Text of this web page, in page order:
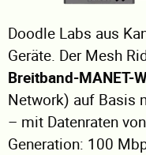
Doodle Labs aus
Geräte. Der Mesh
Breitband-MANET-
Network) auf Basis
– mit Datenraten
Generation: 100